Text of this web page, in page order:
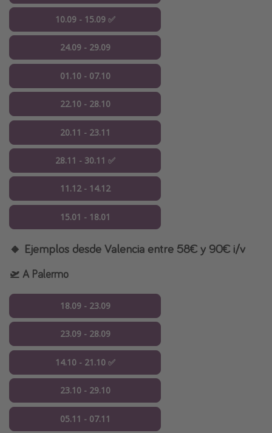
10.09 - 15.09 ✅
24.09 - 29.09
01.10 - 07.10
22.10 - 28.10
20.11 - 23.11
28.11 - 30.11 ✅
11.12 - 14.12
15.01 - 18.01
🔸 Ejemplos desde Valencia entre 58€ y 90€ i/v
🛫 A Palermo
18.09 - 23.09
23.09 - 28.09
14.10 - 21.10 ✅
23.10 - 29.10
05.11 - 07.11